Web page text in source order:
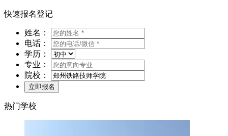
快速报名登记
姓名：
电话：
学历：
专业：
院校：
热门学校